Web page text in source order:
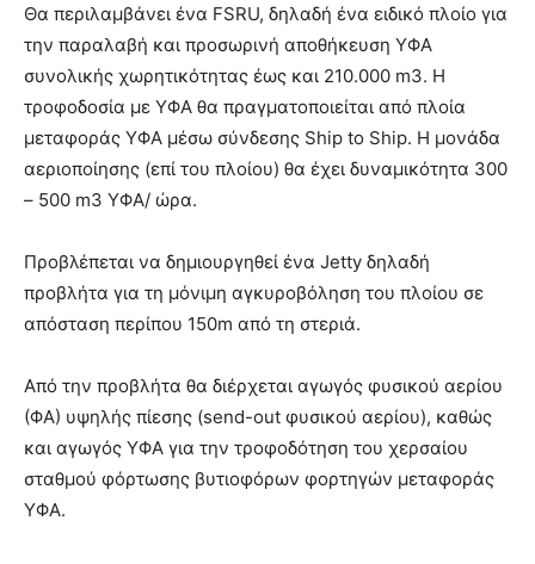
Θα περιλαμβάνει ένα FSRU, δηλαδή ένα ειδικό πλοίο για
την παραλαβή και προσωρινή αποθήκευση ΥΦΑ
συνολικής χωρητικότητας έως και 210.000 m3. H
τροφοδοσία με ΥΦΑ θα πραγματοποιείται από πλοία
μεταφοράς ΥΦΑ μέσω σύνδεσης Ship to Ship. Η μονάδα
αεριοποίησης (επί του πλοίου) θα έχει δυναμικότητα 300
– 500 m3 ΥΦΑ/ ώρα.
Προβλέπεται να δημιουργηθεί ένα Jetty δηλαδή
προβλήτα για τη μόνιμη αγκυροβόληση του πλοίου σε
απόσταση περίπου 150m από τη στεριά.
Από την προβλήτα θα διέρχεται αγωγός φυσικού αερίου
(ΦΑ) υψηλής πίεσης (send-out φυσικού αερίου), καθώς
και αγωγός ΥΦΑ για την τροφοδότηση του χερσαίου
σταθμού φόρτωσης βυτιοφόρων φορτηγών μεταφοράς
ΥΦΑ.